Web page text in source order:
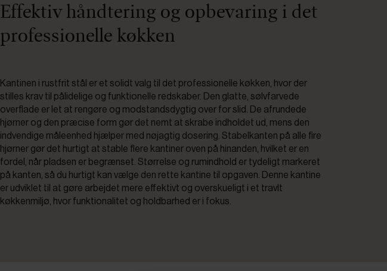
Effektiv håndtering og opbevaring i det
professionelle køkken
Kantinen i rustfrit stål er et solidt valg til det professionelle køkken, hvor der
stilles krav til pålidelige og funktionelle redskaber. Den glatte, sølvfarvede
overflade er let at rengøre og modstandsdygtig over for slid. De afrundede
hjørner og den præcise form gør det nemt at skrabe indholdet ud, mens den
indvendige måleenhed hjælper med nøjagtig dosering. Stabelkanten på alle fire
hjørner gør det hurtigt at stable flere kantiner oven på hinanden, hvilket er en
fordel, når pladsen er begrænset. Størrelse og rumindhold er tydeligt markeret
på kanten, så du hurtigt kan vælge den rette kantine til opgaven. Denne kantine
er udviklet til at gøre arbejdet mere effektivt og overskueligt i et travlt
køkkenmiljø, hvor funktionalitet og holdbarhed er i fokus.